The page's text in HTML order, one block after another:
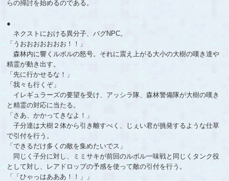
らの掃討を始めるのである。
●
ネクストにおける異分子、バグNPC。
「うおおおおおおお！！」
森林内に響くルボルの怒号。それに震え上がる大小の大樹の嘆き達や
精霊が動き出す。
「先に行かせるな！」
「我々も行くぞ」
イレギュラーズの要望を受け、アッシラ隊、森林警備隊が大樹の嘆き
と精霊の対応に当たる。
「さあ、かかってきなよ！」
子分達は大樹２体から引き離すべく、じぇい君が挑発するような仕草
で引付を行う。
「できるだけ多くの敵を集めたいでス」
同じく子分に対し、ミミサキが前回のルボル一味戦と同じくタンク役
として対し、レアドロップの予感を使って敵の引付を行う。
「「ひゃっはあああ！！」」